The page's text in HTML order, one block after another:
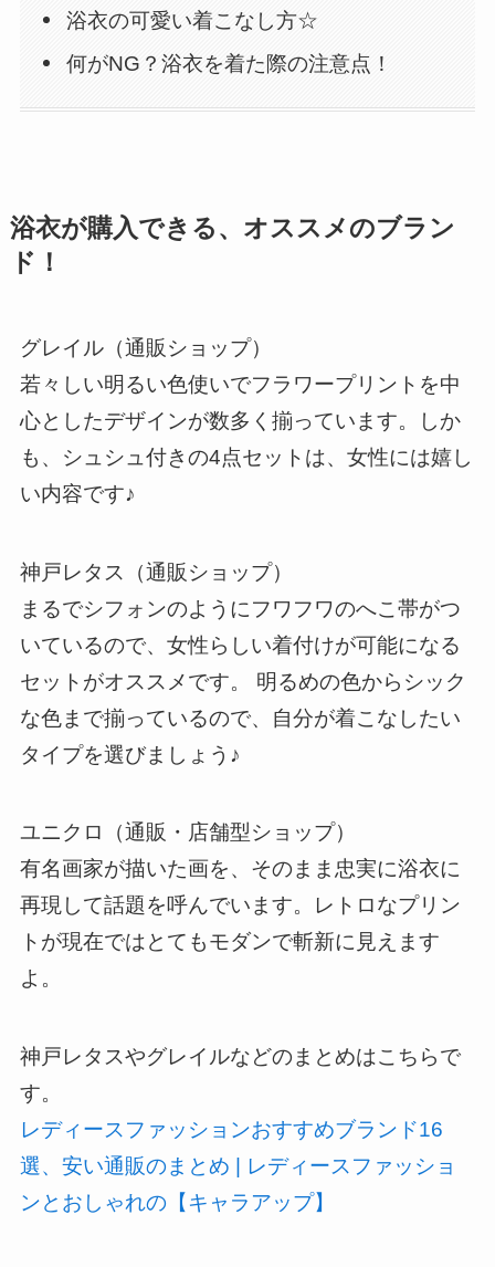
浴衣の可愛い着こなし方☆
何がNG？浴衣を着た際の注意点！
浴衣が購入できる、オススメのブラン
ド！
グレイル（通販ショップ）
若々しい明るい色使いでフラワープリントを中
心としたデザインが数多く揃っています。しか
も、シュシュ付きの4点セットは、女性には嬉し
い内容です♪
神戸レタス（通販ショップ）
まるでシフォンのようにフワフワのへこ帯がつ
いているので、女性らしい着付けが可能になる
セットがオススメです。 明るめの色からシック
な色まで揃っているので、自分が着こなしたい
タイプを選びましょう♪
ユニクロ（通販・店舗型ショップ）
有名画家が描いた画を、そのまま忠実に浴衣に
再現して話題を呼んでいます。レトロなプリン
トが現在ではとてもモダンで斬新に見えます
よ。
神戸レタスやグレイルなどのまとめはこちらで
す。
レディースファッションおすすめブランド16
選、安い通販のまとめ | レディースファッショ
ンとおしゃれの【キャラアップ】